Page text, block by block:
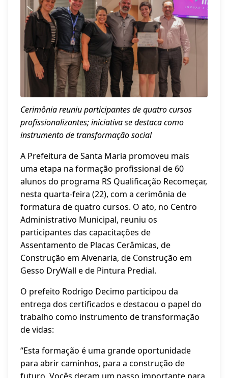
Cerimônia reuniu participantes de quatro cursos
profissionalizantes; iniciativa se destaca como
instrumento de transformação social
A Prefeitura de Santa Maria promoveu mais
uma etapa na formação profissional de 60
alunos do programa RS Qualificação Recomeçar,
nesta quarta-feira (22), com a cerimônia de
formatura de quatro cursos. O ato, no Centro
Administrativo Municipal, reuniu os
participantes das capacitações de
Assentamento de Placas Cerâmicas, de
Construção em Alvenaria, de Construção em
Gesso DryWall e de Pintura Predial.
O prefeito Rodrigo Decimo participou da
entrega dos certificados e destacou o papel do
trabalho como instrumento de transformação
de vidas:
“Esta formação é uma grande oportunidade
para abrir caminhos, para a construção de